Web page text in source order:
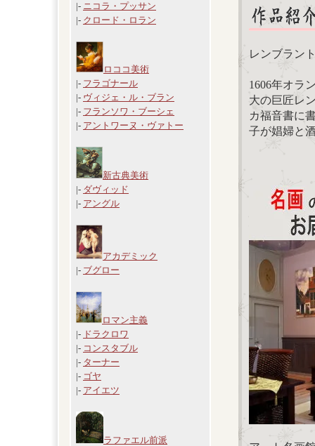
|- ニコラ・プッサン
|- クロード・ロラン
ロココ美術
|- フラゴナール
|- ヴィジェ・ル・ブラン
|- フランソワ・ブーシェ
|- アントワーヌ・ヴァトー
新古典美術
|- ダヴィッド
|- アングル
アカデミック
|- ブグロー
ロマン主義
|- ドラクロワ
|- コンスタブル
|- ターナー
|- ゴヤ
|- アイエツ
ラファエル前派
レンブラン
1606年オラ
大の巨匠レ
カ福音書に
子が娼婦と